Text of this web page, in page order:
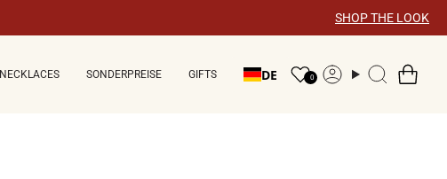
SHOP THE LOOK
NECKLACES SONDERPREISE GIFTS DE 0 KontoSuche
×